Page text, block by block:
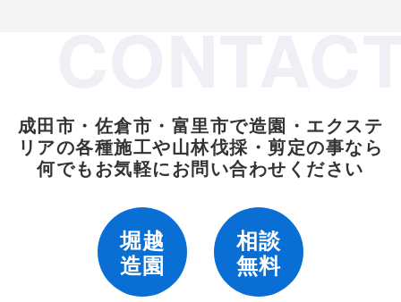
情報を的確にお知らせするため
必要に応じてお客様に連絡を行なうため
下記の場合には、お客様の事前の同意なく弊社はお客
様の個人情報を開示できるものとします。
警察や裁判所、その他の政府機関から召喚状、令状、
成田市・佐倉市・富里市で造園・エクステ
リアの各種施工や山林伐採・剪定の事なら
何でもお気軽にお問い合わせください
堀越
造園
相談
無料